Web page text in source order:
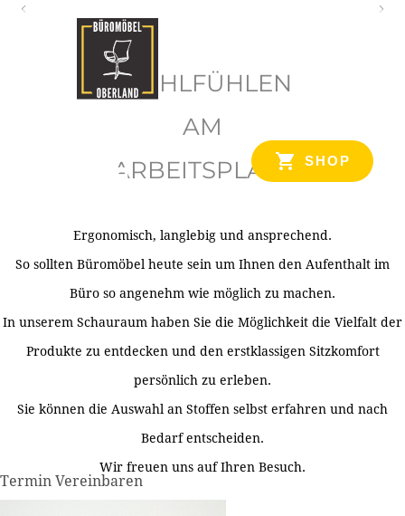
SHOP
WOHLFÜHLEN
AM
ARBEITSPLATZ
Ergonomisch, langlebig und ansprechend.
So sollten Büromöbel heute sein um Ihnen den Aufenthalt im
Büro so angenehm wie möglich zu machen.
In unserem Schauraum haben Sie die Möglichkeit die Vielfalt der
Produkte zu entdecken und den erstklassigen Sitzkomfort
persönlich zu erleben.
Sie können die Auswahl an Stoffen selbst erfahren und nach
Bedarf entscheiden.
Wir freuen uns auf Ihren Besuch.
Termin Vereinbaren